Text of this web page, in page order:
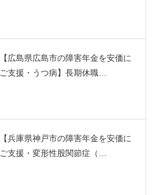
【広島県広島市の障害年金を安価に
ご支援・うつ病】長期休職…
【兵庫県神戸市の障害年金を安価に
ご支援・変形性股関節症（…